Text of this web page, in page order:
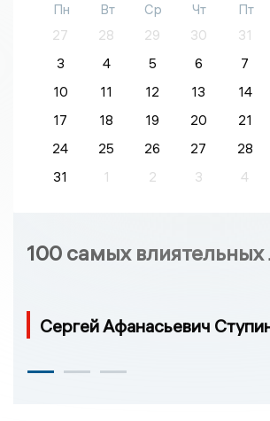
Пн Вт Ср Чт Пт
27
28 29 30 31
3
4 5 6 7
10
11 12 13 14
17
18 19 20 21
24
25 26 27 28
31
1 2 3 4
100 самых
Сергей Афанасьевич